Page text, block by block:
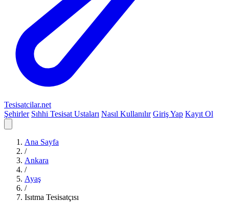
Tesisatcilar.net
Şehirler Sıhhi Tesisat Ustaları Nasıl Kullanılır Giriş Yap Kayıt Ol
Ana Sayfa
/
Ankara
/
Ayaş
/
Isıtma Tesisatçısı